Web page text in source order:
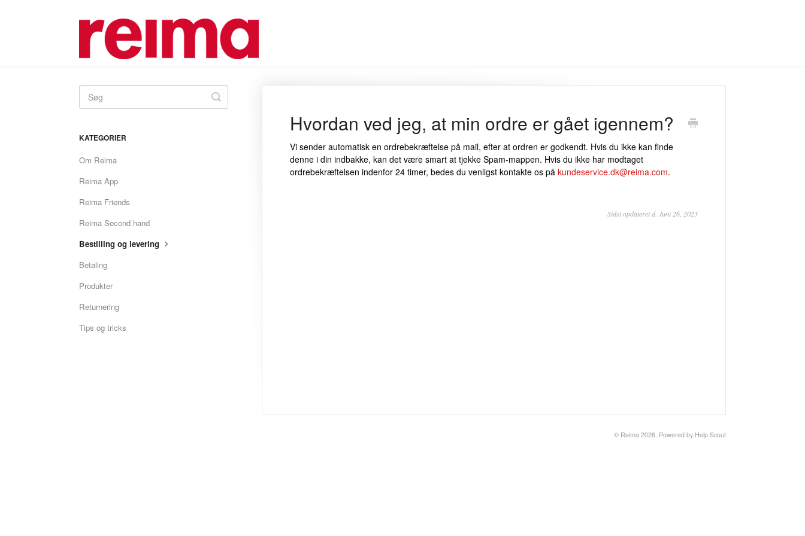
Hvordan ved jeg, at min ordre er gået igennem?
Vi sender automatisk en ordrebekræftelse på mail, efter at ordren er godkendt. Hvis du ikke kan finde
denne i din indbakke, kan det være smart at tjekke Spam-mappen. Hvis du ikke har modtaget
ordrebekræftelsen indenfor 24 timer, bedes du venligst kontakte os på kundeservice.dk@reima.com.
Sidst opdateret d. Juni 26, 2023
Toggle
Search
KATEGORIER
Om Reima
Reima App
Reima Friends
Reima Second hand
Bestilling og levering
Betaling
Produkter
Returnering
Tips og tricks
© Reima 2026. Powered by Help Scout